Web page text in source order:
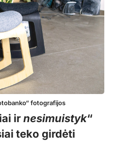
fotografijos
irnesimuistyk“
teko girdėti